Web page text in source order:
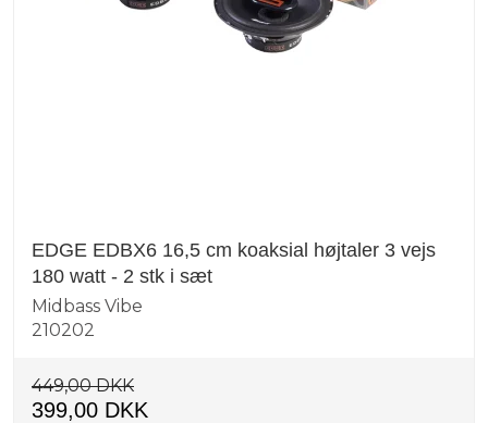
EDGE EDBX6 16,5 cm koaksial højtaler 3 vejs
180 watt - 2 stk i sæt
Midbass Vibe
210202
449,00 DKK
399,00 DKK